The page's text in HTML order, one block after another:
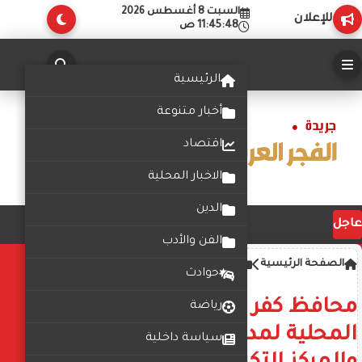
للإعلان
السبت 8 أغسطس 2026
11:45:49 ص
الرئيسية
أخبار متنوعة
اقتصاد
الاخبار المحلية
الدين
الفن والأدب
حوادث
رياضة
سياسة داخلية
عاجل
الصفحة الرئيسية
محافظ كفر الشيخ يتفقد الوحدة
المحلية لمدينة مصيف بلطيم